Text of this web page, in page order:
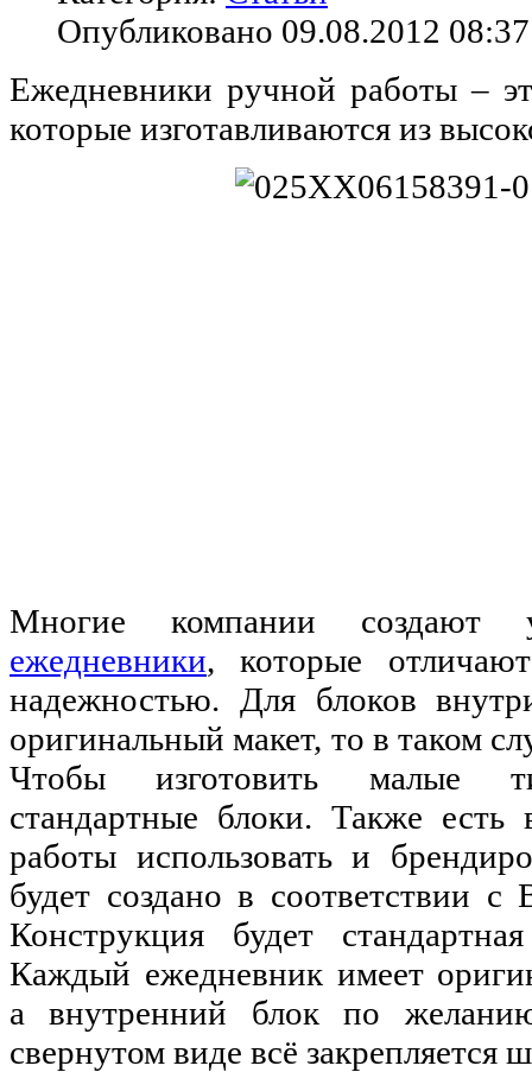
Опубликовано 09.08.2012 08:37
Ежедневники ручной работы –
которые изготавливаются из
Многие компании создают
ежедневники, которые
надежностью. Для блоков
оригинальный макет, то в таком
Чтобы изготовить малые
стандартные блоки. Также есть
работы использовать и
будет создано в соответствии
Конструкция будет
Каждый ежедневник имеет
а внутренний блок по
свернутом виде всё закрепляется